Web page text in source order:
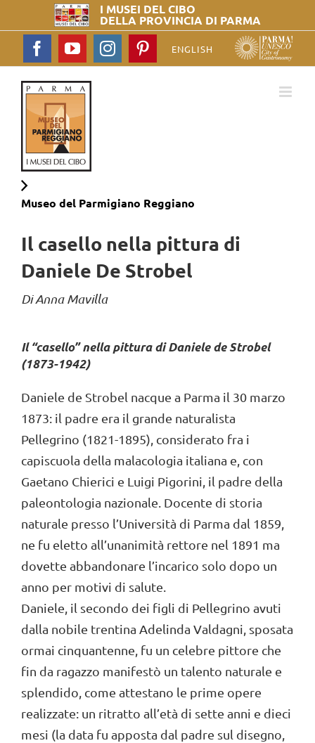
I MUSEI DELCIBO
DELLA PROVINCIA DI PARMA
ENGLISH
FacebookYouTubeInstagramPinterest
Museo del Parmigiano Reggiano
Il casello nella pittura di
Daniele De Strobel
DiAnna Mavilla
Il“casello”nella pittura di Daniele deStrobel
(1873-1942)
Daniele de Strobel nacque a Parma il 30 marzo
1873: il padre era il grande naturalista
Pellegrino (1821-1895), considerato fra i
capiscuola della malacologia italiana e, con
Gaetano Chierici e Luigi Pigorini, il padre della
paleontologia nazionale. Docente di storia
naturale presso l’Università di Parma dal 1859,
ne fu eletto all’unanimità rettore nel 1891 ma
dovette abbandonare l’incarico solo dopo un
anno per motivi di salute.
Daniele, il secondo dei figli di Pellegrino avuti
dalla nobile trentina Adelinda Valdagni, sposata
ormai cinquantenne, fu un celebre pittore che
fin da ragazzo manifestò un talento naturale e
splendido, come attestano le prime opere
realizzate: un ritratto all’età di sette anni e dieci
mesi (la data fu apposta dal padre sul disegno,